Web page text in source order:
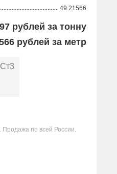
49.21566
рублей за тонну
рублей за метр
по всей России.